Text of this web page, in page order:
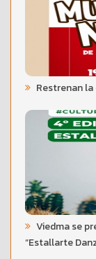
Restrenan la
Viedma se
“Estallarte